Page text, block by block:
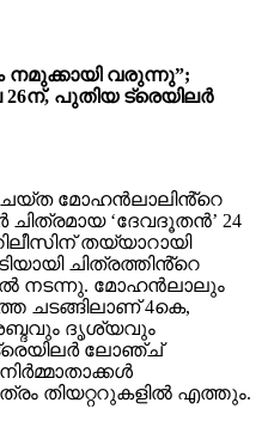
നമുക്കായി വരുന്നു”;
പുതിയ ട്രെയിലർ
മോഹൻലാലിൻ്റെ
‘ദേവദൂതൻ’ 24
തയ്യാറായി
ചിത്രത്തിൻ്റെ
നടന്നു. മോഹന്‍ലാലും
ചടങ്ങിലാണ് 4കെ,
ദൃശ്യവും
ട്രെയിലർ ലോഞ്ച്
തിയറ്ററുകളില്‍ എത്തും.